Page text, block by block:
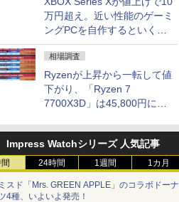
万円超え。近い性能のゲーミ
ングPCを自作するといくら
になる？
相場調査
Ryzenが上昇から一転して値
下がり、「Ryzen 7
7700X3D」は45,800円に急
との価格逆転解消 [8月前半の
CPU価格]
Impress Watchシリーズ 人気記事
24時間 1週間 1カ月
スド「Mrs. GREEN APPLE」のコラボドーナ
4種、いよいよ発売！